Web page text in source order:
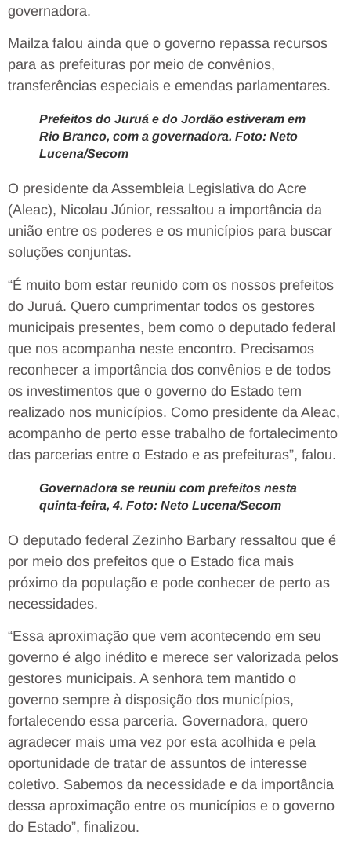
governadora.
Mailza falou ainda que o governo repassa recursos
para as prefeituras por meio de convênios,
transferências especiais e emendas parlamentares.
Prefeitos do Juruá e do Jordão estiveram em
Rio Branco, com a governadora. Foto: Neto
Lucena/Secom
O presidente da Assembleia Legislativa do Acre
(Aleac), Nicolau Júnior, ressaltou a importância da
união entre os poderes e os municípios para buscar
soluções conjuntas.
“É muito bom estar reunido com os nossos prefeitos
do Juruá. Quero cumprimentar todos os gestores
municipais presentes, bem como o deputado federal
que nos acompanha neste encontro. Precisamos
reconhecer a importância dos convênios e de todos
os investimentos que o governo do Estado tem
realizado nos municípios. Como presidente da Aleac,
acompanho de perto esse trabalho de fortalecimento
das parcerias entre o Estado e as prefeituras”, falou.
Governadora se reuniu com prefeitos nesta
quinta-feira, 4. Foto: Neto Lucena/Secom
O deputado federal Zezinho Barbary ressaltou que é
por meio dos prefeitos que o Estado fica mais
próximo da população e pode conhecer de perto as
necessidades.
“Essa aproximação que vem acontecendo em seu
governo é algo inédito e merece ser valorizada pelos
gestores municipais. A senhora tem mantido o
governo sempre à disposição dos municípios,
fortalecendo essa parceria. Governadora, quero
agradecer mais uma vez por esta acolhida e pela
oportunidade de tratar de assuntos de interesse
coletivo. Sabemos da necessidade e da importância
dessa aproximação entre os municípios e o governo
do Estado”, finalizou.